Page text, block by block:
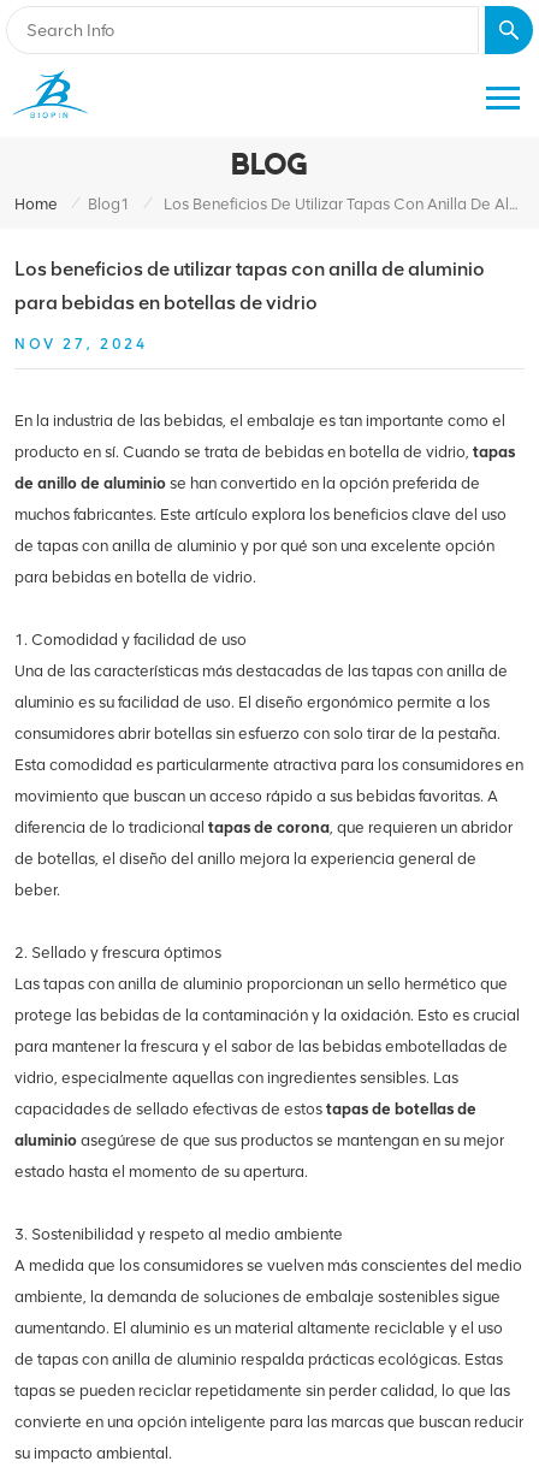
BLOG
Home / Blog1 / Los Beneficios De Utilizar Tapas Con Anilla De Aluminio Para Bebidas En Botellas De Vidrio
Los beneficios de utilizar tapas con anilla de aluminio
para bebidas en botellas de vidrio
NOV 27, 2024
En la industria de las bebidas, el embalaje es tan importante como el
producto en sí. Cuando se trata de bebidas en botella de vidrio, tapas
de anillo de aluminio se han convertido en la opción preferida de
muchos fabricantes. Este artículo explora los beneficios clave del uso
de tapas con anilla de aluminio y por qué son una excelente opción
para bebidas en botella de vidrio.
1. Comodidad y facilidad de uso
Una de las características más destacadas de las tapas con anilla de
aluminio es su facilidad de uso. El diseño ergonómico permite a los
consumidores abrir botellas sin esfuerzo con solo tirar de la pestaña.
Esta comodidad es particularmente atractiva para los consumidores en
movimiento que buscan un acceso rápido a sus bebidas favoritas. A
diferencia de lo tradicional tapas de corona , que requieren un abridor
de botellas, el diseño del anillo mejora la experiencia general de
beber.
2. Sellado y frescura óptimos
Las tapas con anilla de aluminio proporcionan un sello hermético que
protege las bebidas de la contaminación y la oxidación. Esto es crucial
para mantener la frescura y el sabor de las bebidas embotelladas de
vidrio, especialmente aquellas con ingredientes sensibles. Las
capacidades de sellado efectivas de estos tapas de botellas de
aluminio asegúrese de que sus productos se mantengan en su mejor
estado hasta el momento de su apertura.
3. Sostenibilidad y respeto al medio ambiente
A medida que los consumidores se vuelven más conscientes del medio
ambiente, la demanda de soluciones de embalaje sostenibles sigue
aumentando. El aluminio es un material altamente reciclable y el uso
de tapas con anilla de aluminio respalda prácticas ecológicas. Estas
tapas se pueden reciclar repetidamente sin perder calidad, lo que las
convierte en una opción inteligente para las marcas que buscan reducir
su impacto ambiental.